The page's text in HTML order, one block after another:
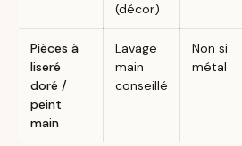
(décor)
Pièces à
liseré
doré /
peint
main
Lavage
main
conseillé
Non si
métal